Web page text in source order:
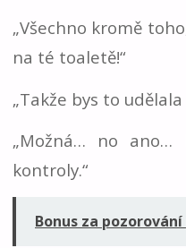
„Všechno kromě
na té toaletě!“
„Takže bys to udělala
„Možná… no ano…
kontroly.“
Bonus za